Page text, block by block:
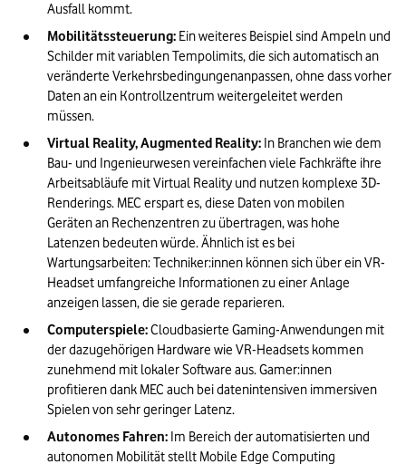
Ausfall kommt.
Mobilitätssteuerung: Ein weiteres Beispiel sind Ampeln und
Schilder mit variablen Tempolimits, die sich automatisch an
veränderte Verkehrsbedingungenanpassen, ohne dass vorher
Daten an ein Kontrollzentrum weitergeleitet werden
müssen.
Virtual Reality, Augmented Reality: In Branchen wie dem
Bau- und Ingenieurwesen vereinfachen viele Fachkräfte ihre
Arbeitsabläufe mit Virtual Reality und nutzen komplexe 3D-
Renderings. MEC erspart es, diese Daten von mobilen
Geräten an Rechenzentren zu übertragen, was hohe
Latenzen bedeuten würde. Ähnlich ist es bei
Wartungsarbeiten: Techniker:innen können sich über ein VR-
Headset umfangreiche Informationen zu einer Anlage
anzeigen lassen, die sie gerade reparieren.
Computerspiele: Cloudbasierte Gaming-Anwendungen mit
der dazugehörigen Hardware wie VR-Headsets kommen
zunehmend mit lokaler Software aus. Gamer:innen
profitieren dank MEC auch bei datenintensiven immersiven
Spielen von sehr geringer Latenz.
Autonomes Fahren: Im Bereich der automatisierten und
autonomen Mobilität stellt Mobile Edge Computing